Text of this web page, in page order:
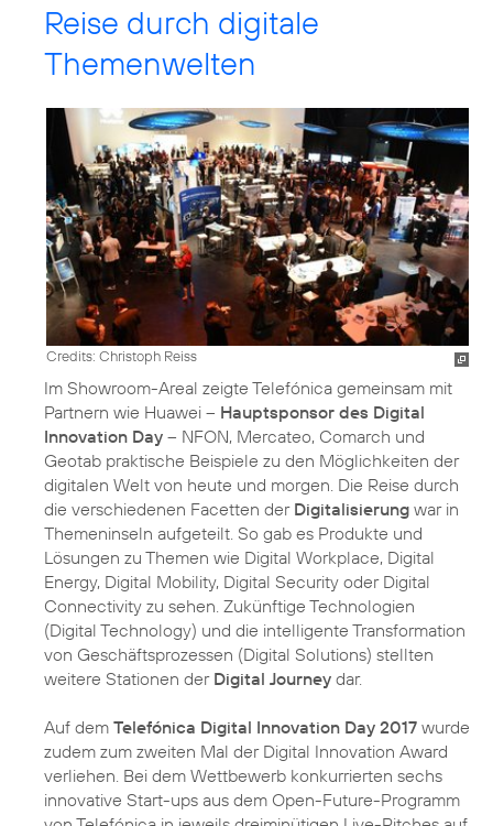
Reise durch digitale
Themenwelten
Credits: Christoph Reiss
Im Showroom-Areal zeigte Telefónica gemeinsam mit
Partnern wie Huawei – Hauptsponsor des Digital
Innovation Day – NFON, Mercateo, Comarch und
Geotab praktische Beispiele zu den Möglichkeiten der
digitalen Welt von heute und morgen. Die Reise durch
die verschiedenen Facetten der Digitalisierung war in
Themeninseln aufgeteilt. So gab es Produkte und
Lösungen zu Themen wie Digital Workplace, Digital
Energy, Digital Mobility, Digital Security oder Digital
Connectivity zu sehen. Zukünftige Technologien
(Digital Technology) und die intelligente Transformation
von Geschäftsprozessen (Digital Solutions) stellten
weitere Stationen der Digital Journey dar.
Auf dem Telefónica Digital Innovation Day 2017 wurde
zudem zum zweiten Mal der Digital Innovation Award
verliehen. Bei dem Wettbewerb konkurrierten sechs
innovative Start-ups aus dem Open-Future-Programm